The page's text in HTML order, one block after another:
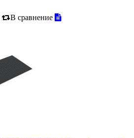
В сравнение